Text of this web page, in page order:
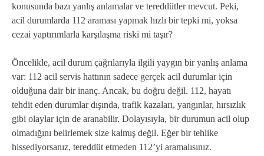
konusunda bazı yanlış anlamalar ve tereddütler mevcut. Peki,
acil durumlarda 112 araması yapmak hızlı bir tepki mi, yoksa
cezai yaptırımlarla karşılaşma riski mi taşır?
Öncelikle, acil durum çağrılarıyla ilgili yaygın bir yanlış anlama
var: 112 acil servis hattının sadece gerçek acil durumlar için
olduğuna dair bir inanç. Ancak, bu doğru değil. 112, hayatı
tehdit eden durumlar dışında, trafik kazaları, yangınlar, hırsızlık
gibi olaylar için de aranabilir. Dolayısıyla, bir durumun acil olup
olmadığını belirlemek size kalmış değil. Eğer bir tehlike
hissediyorsanız, tereddüt etmeden 112’yi aramalısınız.